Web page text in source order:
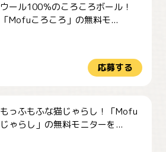
ウール100％のころころボール！
「Mofuころころ」の無料モ...
応募する
もっふもふな猫じゃらし！「Mofu
じゃらし」の無料モニターを...